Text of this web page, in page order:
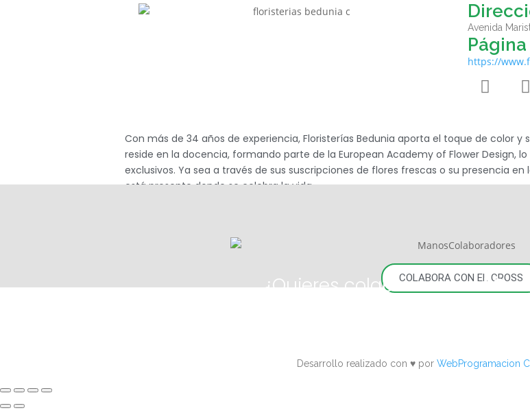
Avenida
https://
Con más de 34 años de experiencia, Floristerías Bedunia aporta el toque de color y
reside en la docencia, formando parte de la European Academy of Flower Design,
exclusivos. Ya sea a través de sus suscripciones de flores frescas o su presencia
está presente donde se celebra la vida.
¿Quieres colaborar conel
COLABORA CON EL CROSS
Desarrollo realizado con ♥️ por WebProgramacion